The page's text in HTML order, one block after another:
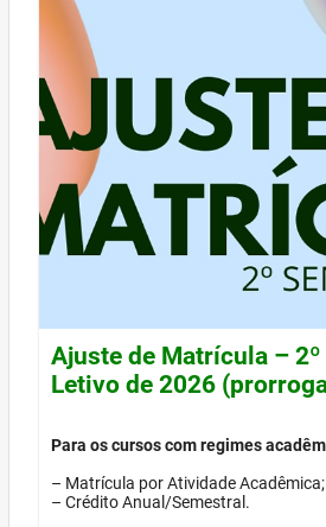
Ajuste de Matrícula –
Letivo de 2026
Para os cursos com regimes
– Matrícula por Atividade Acadêmica;
– Crédito Anual/Semestral.